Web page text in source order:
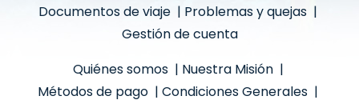
Documentos de viaje | Problemas y quejas |
Gestión de cuenta
Quiénes somos | Nuestra Misión |
Métodos de pago | Condiciones Generales |